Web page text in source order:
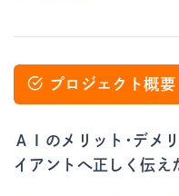
プロジェクト概要
ＡＩのメリット・デメ
イアントへ正しく伝え